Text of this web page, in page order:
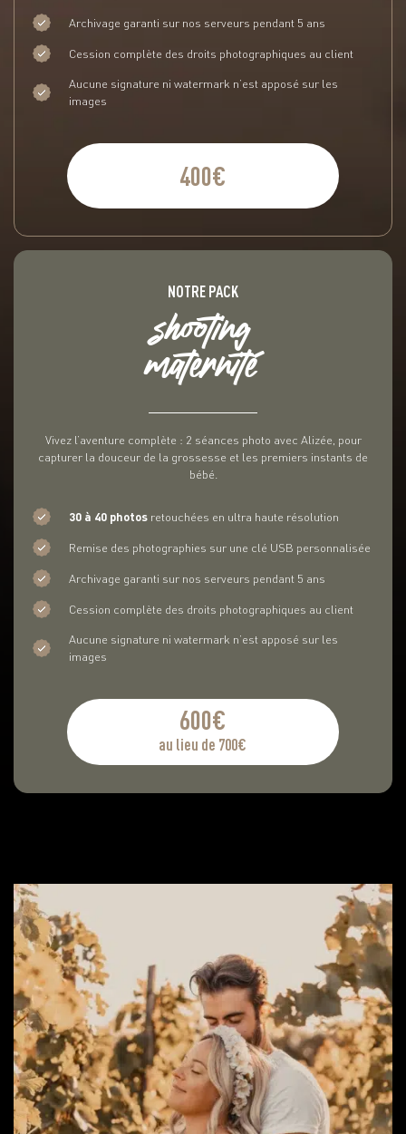
Archivage garanti sur nos serveurs pendant 5 ans
Cession complète des droits photographiques au client
Aucune signature ni watermark n’est apposé sur les
images
400€
NOTRE PACK
shooting
maternité
Vivez l’aventure complète : 2 séances photo avec Alizée, pour
capturer la douceur de la grossesse et les premiers instants de
bébé.
30 à 40 photos retouchées en ultra haute résolution
Remise des photographies sur une clé USB personnalisée
Archivage garanti sur nos serveurs pendant 5 ans
Cession complète des droits photographiques au client
Aucune signature ni watermark n’est apposé sur les
images
600€
au lieu de 700€